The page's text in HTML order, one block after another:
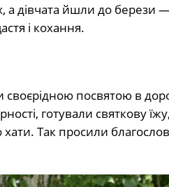
дівчата йшли до берези
і кохання.
своєрідною посвятою в
готували святкову
Так просили